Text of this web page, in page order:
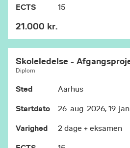
ECTS 15
21.000 kr.
Skoleledelse -
Diplom
Sted Aarhus
Startdato 26. aug. 2026, 19.
Varighed 2 dage + eksamen